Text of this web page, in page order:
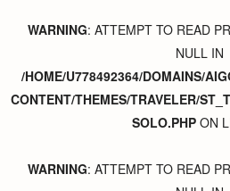
WARNING: ATTEMPT TO READ
NULL IN
/HOME/U778492364/DOMAINS/
CONTENT/THEMES/TRAVELER/
SOLO.PHP ON
WARNING: ATTEMPT TO READ